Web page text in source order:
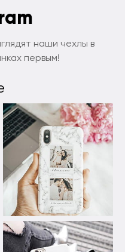
наши чехлы в
первым!